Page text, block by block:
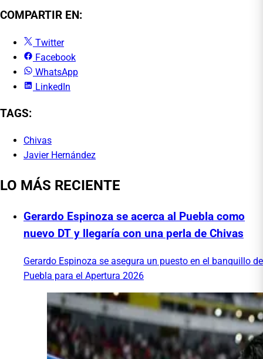
COMPARTIR EN:
Twitter
Facebook
WhatsApp
LinkedIn
TAGS:
Chivas
Javier Hernández
LO MÁS RECIENTE
Gerardo Espinoza se acerca al Puebla como
nuevo DT y llegaría con una perla de Chivas
Gerardo Espinoza se asegura un puesto en el banquillo de
Puebla para el Apertura 2026